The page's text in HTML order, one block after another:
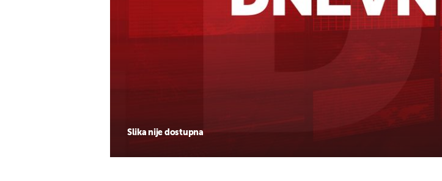
Slika nije dostupna